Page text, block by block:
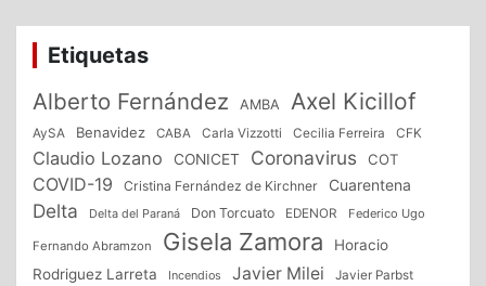
Etiquetas
Alberto Fernández AMBA Axel Kicillof
AySA Benavidez CABA Carla Vizzotti Cecilia Ferreira CFK
Claudio Lozano CONICET Coronavirus COT
COVID-19 Cristina Fernández de Kirchner Cuarentena
Delta Delta del Paraná Don Torcuato EDENOR Federico Ugo
Fernando Abramzon Gisela Zamora
Horacio
Rodriguez Larreta
Incendios Javier Milei Javier Parbst